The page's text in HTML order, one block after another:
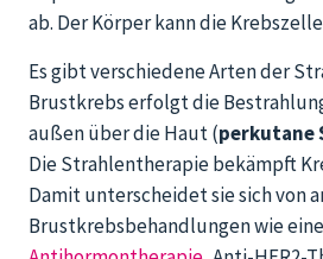
ab. Der Körper kann die
Es gibt verschiedene Arten der
Brustkrebs erfolgt die
außen über die Haut (perkutane
Die Strahlentherapie bekämpft
Damit unterscheidet sie sich von
Brustkrebsbehandlungen wie